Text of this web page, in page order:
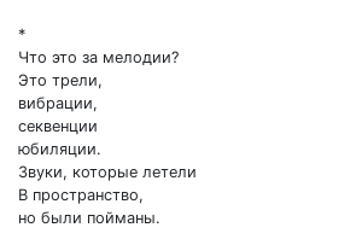
*
Что это за мелодии?
Это трели,
вибрации,
секвенции
юбиляции.
Звуки, которые летели
В пространство,
но были пойманы.